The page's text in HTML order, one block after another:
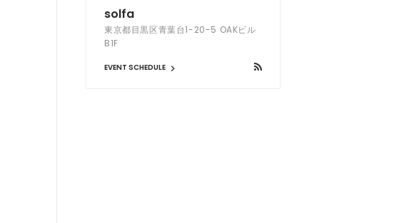
solfa
東京都目黒区青葉台1-20-5 OAKビル
B1F
EVENT SCHEDULE